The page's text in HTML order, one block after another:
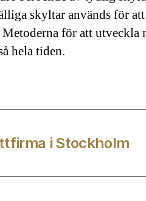
skyltar används för
Metoderna för att utveckla
hela tiden.
i Stockholm